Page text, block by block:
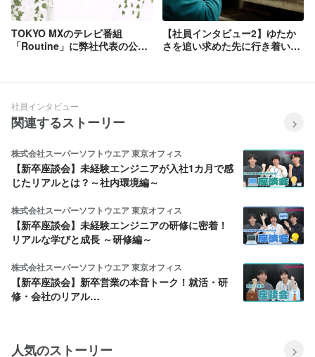
TOKYO MXのテレビ番組
「Routine」に弊社代表の公門
【社員インタビュー2】ゆたか
さを追い求めた先に行き着いた
社員インタビュー
関連するストーリー
株式会社スーパーソフトウエア 東京オフィス
【新卒座談会】未経験エンジニアが入社1カ月で感
じたリアルとは？～社内環境編～
株式会社スーパーソフトウエア 東京オフィス
【新卒座談会】未経験エンジニアの研修に密着！
リアルな学びと成長 ～研修編～
株式会社スーパーソフトウエア 東京オフィス
【新卒座談会】新卒営業の本音トーク！就活・研
修・会社のリアル…
人気のストーリー